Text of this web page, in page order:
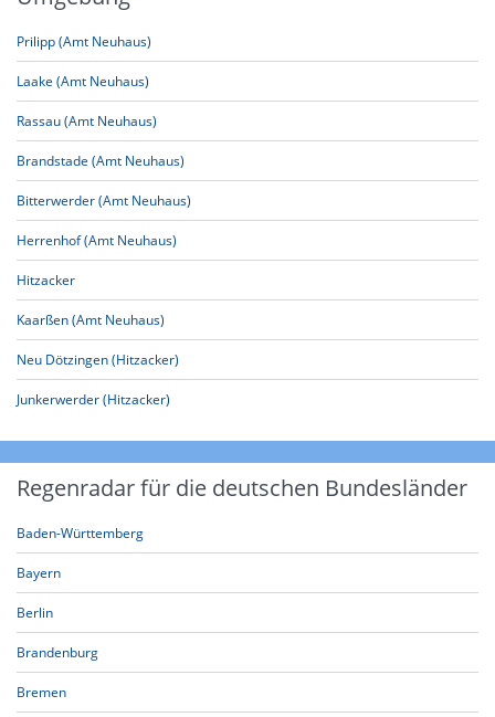
Prilipp (Amt Neuhaus)
Laake (Amt Neuhaus)
Rassau (Amt Neuhaus)
Brandstade (Amt Neuhaus)
Bitterwerder (Amt Neuhaus)
Herrenhof (Amt Neuhaus)
Hitzacker
Kaarßen (Amt Neuhaus)
Neu Dötzingen (Hitzacker)
Junkerwerder (Hitzacker)
Regenradar für die deutschen Bundesländer
Baden-Württemberg
Bayern
Berlin
Brandenburg
Bremen